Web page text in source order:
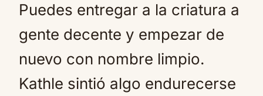
Puedes entregar a la criatura a
gente decente y empezar de
nuevo con nombre limpio.
Kathle sintió algo endurecerse